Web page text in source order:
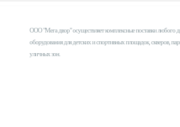
ООО "Мега двор" осуществляет комплексные поставки любого
оборудования для детских и спортивных площадок, скверов,
уличных зон.